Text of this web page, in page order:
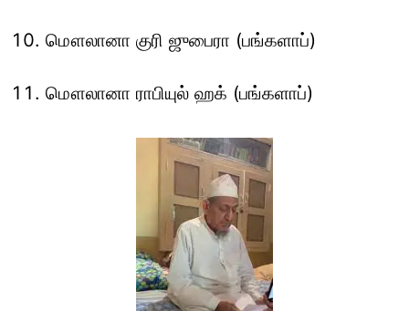
மௌலானா குரி ஜுபைரா (பங்களாப்)
மௌலானா ராபியுல் ஹக் (பங்களாப்)